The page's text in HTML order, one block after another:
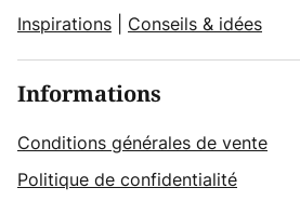
Inspirations
Conseils & idées
Informations
Conditions générales de vente
Politique de confidentialité